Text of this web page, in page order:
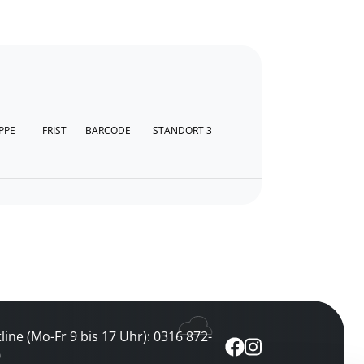
FRIST BARCODE STANDORT 3
(Mo-Fr 9 bis 17 Uhr): 0316 872-